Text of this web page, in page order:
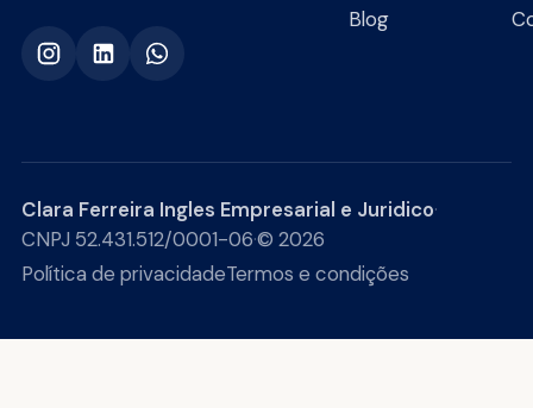
Blog
Clara Ferreira Ingles Empresarial e Juridico·
CNPJ 52.431.512/0001-06·© 2026
Política de privacidadeTermos e condições